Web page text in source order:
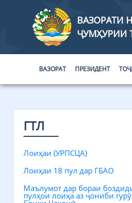
ВАЗОРАТИ
ҶУМҲУРИИ
ВАЗОРАТ ПРЕЗИДЕНТ
ГТЛ
Лоиҳаи (УРПСЦА)
Лоиҳаи 18 пул дар ГБАО
Маълумот дар бораи
пулҳои лоиҳа аз ҷониби